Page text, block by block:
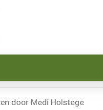
door Medi Holstege